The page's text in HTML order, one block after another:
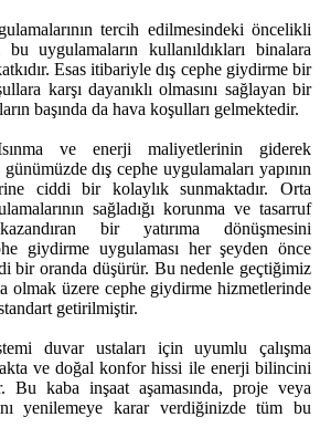
tercih edilmesindeki öncelikli
uygulamaların kullanıldıkları binalara
Esas itibariyle dış cephe giydirme bir
karşı dayanıklı olmasını sağlayan bir
başında da hava koşulları gelmektedir.
ve enerji maliyetlerinin giderek
dış cephe uygulamaları yapının
ciddi bir kolaylık sunmaktadır. Orta
sağladığı korunma ve tasarruf
bir yatırıma dönüşmesini
giydirme uygulaması her şeyden önce
bir oranda düşürür. Bu nedenle geçtiğimiz
olmak üzere cephe giydirme hizmetlerinde
getirilmiştir.
duvar ustaları için uyumlu çalışma
ve doğal konfor hissi ile enerji bilincini
Bu kaba inşaat aşamasında, proje veya
yenilemeye karar verdiğinizde tüm bu